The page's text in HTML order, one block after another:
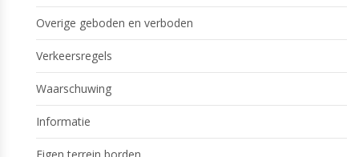
Overige geboden en verboden
Verkeersregels
Waarschuwing
Informatie